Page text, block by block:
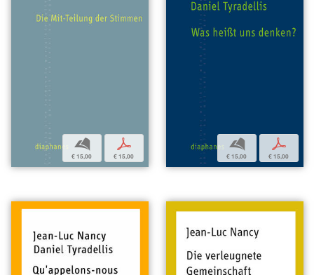
b
€ 15,00
p
€ 15,00
b
€ 15,00
p
€ 15,00